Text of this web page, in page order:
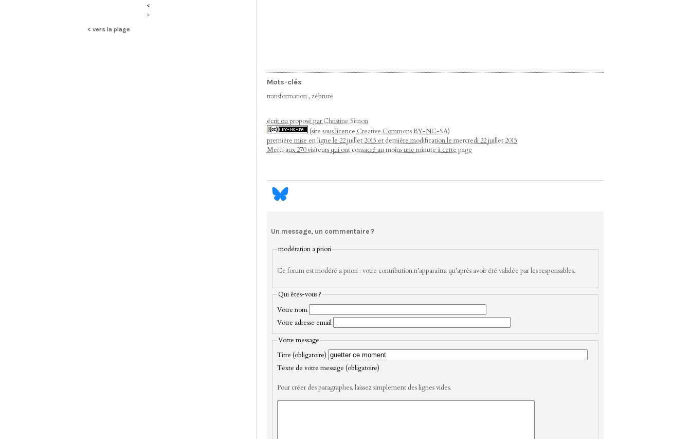
< vers la plage
<
>
Mots-clés
transformation, zébrure
écrit ou proposé parChristine Simon
(site sous licence Creative CommonsBY-NC-SA)
première mise en ligne le 22 juillet 2015 et dernière modification le mercredi 22 juillet 2015
Merci aux 270 visiteurs qui ont consacré au moins une minute à cette page
Un message, un commentaire ?
modération a priori
Ce forum est modéré a priori : votre contribution n’apparaîtra qu’après avoir été validée par les responsables.
Qui êtes-vous ?
Votre nom
Votre adresse email
Votre message
Titre (obligatoire)
Texte de votre message (obligatoire)
Pour créer des paragraphes, laissez simplement des lignes vides.